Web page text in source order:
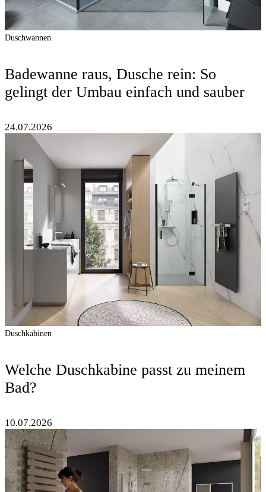
Duschwannen
Badewanne raus, Dusche rein: So
gelingt der Umbau einfach und sauber
24.07.2026
Duschkabinen
Welche Duschkabine passt zu meinem
Bad?
10.07.2026